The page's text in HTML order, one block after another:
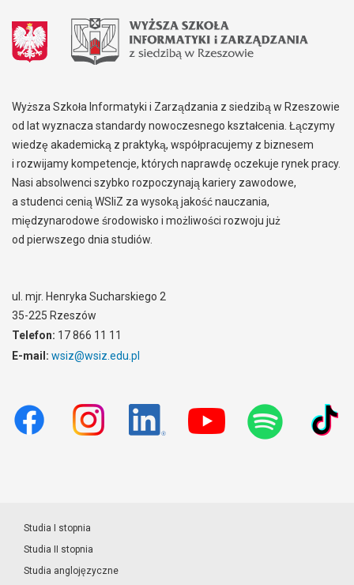
Wyższa Szkoła Informatyki i Zarządzania z siedzibą w Rzeszowie
od lat wyznacza standardy nowoczesnego kształcenia. Łączymy
wiedzę akademicką z praktyką, współpracujemy z biznesem
i rozwijamy kompetencje, których naprawdę oczekuje rynek pracy.
Nasi absolwenci szybko rozpoczynają kariery zawodowe,
a studenci cenią WSIiZ za wysoką jakość nauczania,
międzynarodowe środowisko i możliwości rozwoju już
od pierwszego dnia studiów.
ul. mjr. Henryka Sucharskiego 2
35-225 Rzeszów
Telefon: 17 866 11 11
E-mail: wsiz@wsiz.edu.pl
Studia I stopnia
Studia II stopnia
Studia anglojęzyczne